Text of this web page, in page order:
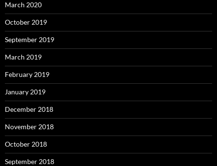
March 2020
October 2019
September 2019
March 2019
February 2019
January 2019
December 2018
November 2018
October 2018
September 2018